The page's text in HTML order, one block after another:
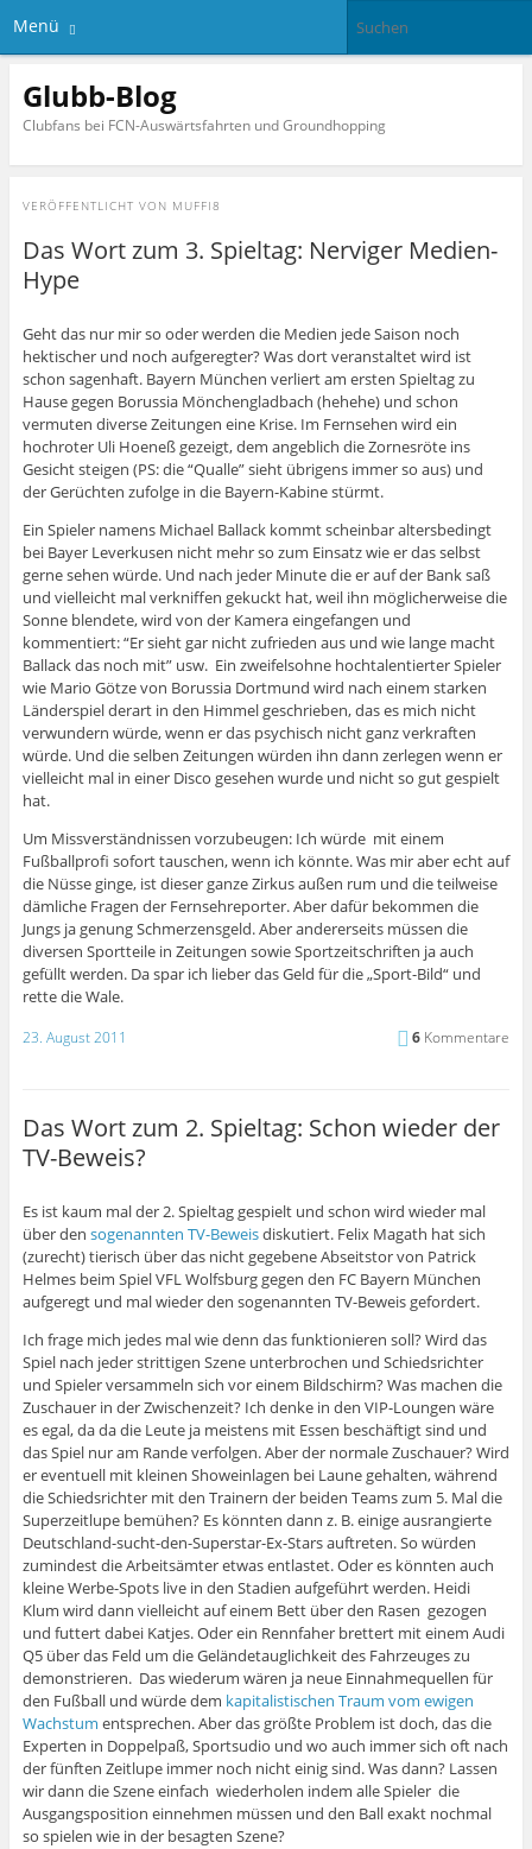
Menü
Glubb-Blog
Clubfans bei FCN-Auswärtsfahrten und Groundhopping
VERÖFFENTLICHT VON MUFFI8
Das Wort zum 3. Spieltag: Nerviger Medien-
Hype
Geht das nur mir so oder werden die Medien jede Saison noch
hektischer und noch aufgeregter? Was dort veranstaltet wird ist
schon sagenhaft. Bayern München verliert am ersten Spieltag zu
Hause gegen Borussia Mönchengladbach (hehehe) und schon
vermuten diverse Zeitungen eine Krise. Im Fernsehen wird ein
hochroter Uli Hoeneß gezeigt, dem angeblich die Zornesröte ins
Gesicht steigen (PS: die “Qualle” sieht übrigens immer so aus) und
der Gerüchten zufolge in die Bayern-Kabine stürmt.
Ein Spieler namens Michael Ballack kommt scheinbar altersbedingt
bei Bayer Leverkusen nicht mehr so zum Einsatz wie er das selbst
gerne sehen würde. Und nach jeder Minute die er auf der Bank saß
und vielleicht mal verkniffen gekuckt hat, weil ihn möglicherweise die
Sonne blendete, wird von der Kamera eingefangen und
kommentiert: “Er sieht gar nicht zufrieden aus und wie lange macht
Ballack das noch mit” usw. Ein zweifelsohne hochtalentierter Spieler
wie Mario Götze von Borussia Dortmund wird nach einem starken
Länderspiel derart in den Himmel geschrieben, das es mich nicht
verwundern würde, wenn er das psychisch nicht ganz verkraften
würde. Und die selben Zeitungen würden ihn dann zerlegen wenn er
vielleicht mal in einer Disco gesehen wurde und nicht so gut gespielt
hat.
Um Missverständnissen vorzubeugen: Ich würde mit einem
Fußballprofi sofort tauschen, wenn ich könnte. Was mir aber echt auf
die Nüsse ginge, ist dieser ganze Zirkus außen rum und die teilweise
dämliche Fragen der Fernsehreporter. Aber dafür bekommen die
Jungs ja genung Schmerzensgeld. Aber andererseits müssen die
diversen Sportteile in Zeitungen sowie Sportzeitschriften ja auch
gefüllt werden. Da spar ich lieber das Geld für die „Sport-Bild“ und
rette die Wale.
23. August 2011 6 Kommentare
Das Wort zum 2. Spieltag: Schon wieder der
TV-Beweis?
Es ist kaum mal der 2. Spieltag gespielt und schon wird wieder mal
über den sogenannten TV-Beweisdiskutiert. Felix Magath hat sich
(zurecht) tierisch über das nicht gegebene Abseitstor von Patrick
Helmes beim Spiel VFL Wolfsburg gegen den FC Bayern München
aufgeregt und mal wieder den sogenannten TV-Beweis gefordert.
Ich frage mich jedes mal wie denn das funktionieren soll? Wird das
Spiel nach jeder strittigen Szene unterbrochen und Schiedsrichter
und Spieler versammeln sich vor einem Bildschirm? Was machen die
Zuschauer in der Zwischenzeit? Ich denke in den VIP-Loungen wäre
es egal, da da die Leute ja meistens mit Essen beschäftigt sind und
das Spiel nur am Rande verfolgen. Aber der normale Zuschauer? Wird
er eventuell mit kleinen Showeinlagen bei Laune gehalten, während
die Schiedsrichter mit den Trainern der beiden Teams zum 5. Mal die
Superzeitlupe bemühen? Es könnten dann z. B. einige ausrangierte
Deutschland-sucht-den-Superstar-Ex-Stars auftreten. So würden
zumindest die Arbeitsämter etwas entlastet. Oder es könnten auch
kleine Werbe-Spots live in den Stadien aufgeführt werden. Heidi
Klum wird dann vielleicht auf einem Bett über den Rasen gezogen
und futtert dabei Katjes. Oder ein Rennfaher brettert mit einem Audi
Q5 über das Feld um die Geländetauglichkeit des Fahrzeuges zu
demonstrieren. Das wiederum wären ja neue Einnahmequellen für
den Fußball und würde dem kapitalistischen Traum vom ewigen
Wachstum entsprechen. Aber das größte Problem ist doch, das die
Experten in Doppelpaß, Sportsudio und wo auch immer sich oft nach
der fünften Zeitlupe immer noch nicht einig sind. Was dann? Lassen
wir dann die Szene einfach wiederholen indem alle Spieler die
Ausgangsposition einnehmen müssen und den Ball exakt nochmal
so spielen wie in der besagten Szene?